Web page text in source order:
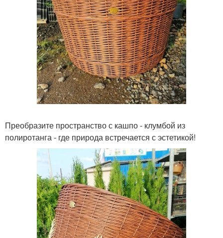
Преобразите пространство с кашпо - клумбой из
полиротанга - где природа встречается с эстетикой!